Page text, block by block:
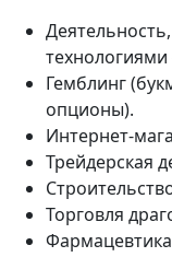
Гемблинг
опционы).
Интернет-
Трейдерская
Торговля